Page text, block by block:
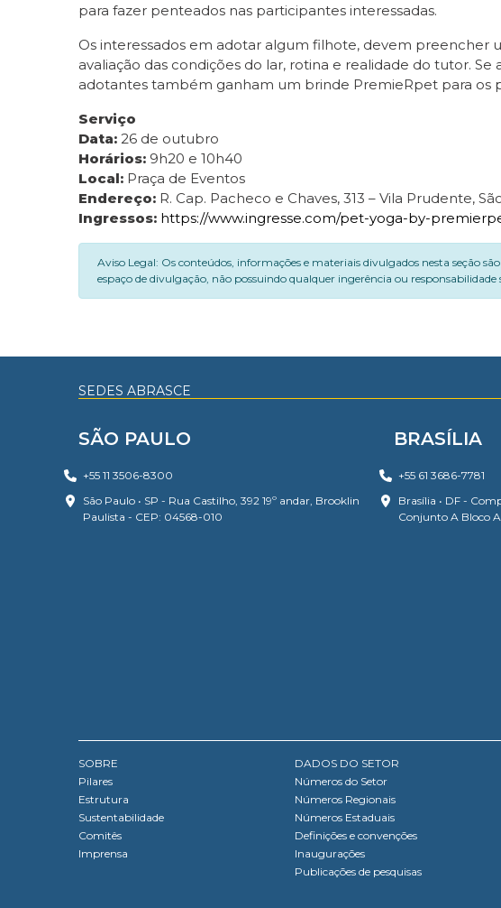
para fazer penteados nas participantes interessadas.
Os interessados em adotar algum filhote, devem preencher
avaliação das condições do lar, rotina e realidade do tutor.
adotantes também ganham um brinde PremieRpet para os
Serviço
Data: 26 de outubro
Horários: 9h20 e 10h40
Local: Praça de Eventos
Endereço: R. Cap. Pacheco e Chaves, 313 – Vila Prudente,
Ingressos: https://www.ingresse.com/pet-yoga-by-
Aviso Legal: Os conteúdos, informações e materiais divulgados nesta seção
espaço de divulgação, não possuindo qualquer ingerência ou
SEDES ABRASCE
SÃO PAULO
+55 11 3506-8300
São Paulo • SP - Rua Castilho, 392 19º andar, Brooklin
Paulista - CEP: 04568-010
BRASÍLIA
+55 61 3686-7781
Brasília • DF -
Conjunto A Bloco
SOBRE
Pilares
Estrutura
Sustentabilidade
Comitês
Imprensa
DADOS DO SETOR
Números do Setor
Números Regionais
Números Estaduais
Definições e convenções
Inaugurações
Publicações de pesquisas